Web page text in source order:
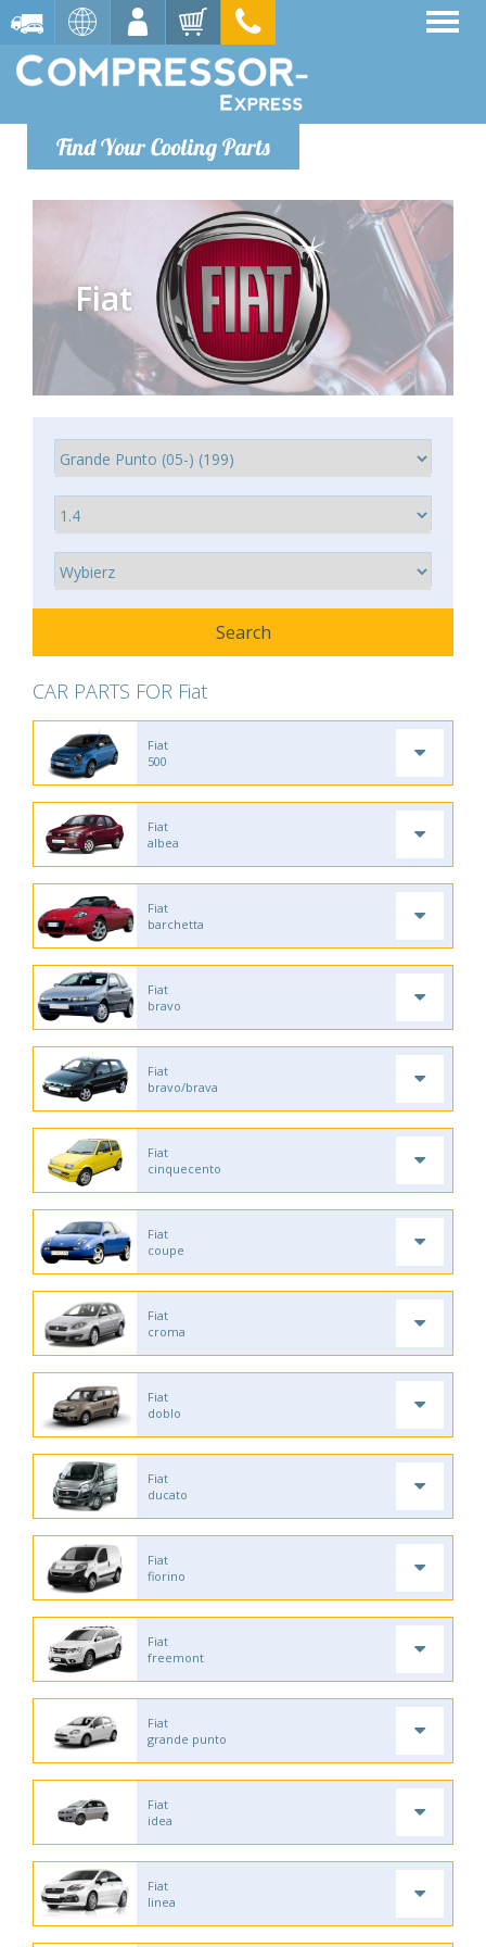
Find Your Cooling Parts
Fiat
CAR PARTS FOR Fiat
Fiat
500
Fiat
albea
Fiat
barchetta
Fiat
bravo
Fiat
bravo/brava
Fiat
cinquecento
Fiat
coupe
Fiat
croma
Fiat
doblo
Fiat
ducato
Fiat
fiorino
Fiat
freemont
Fiat
grande punto
Fiat
idea
Fiat
linea